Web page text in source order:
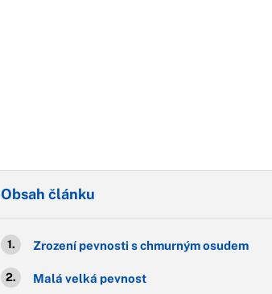
Obsah článku
Zrození pevnosti s chmurným osudem
Malá velká pevnost